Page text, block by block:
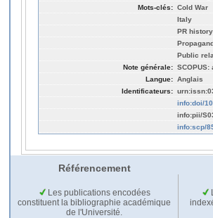
Mots-clés: Cold War
Italy
PR history
Public
Note générale: SCOPUS:
Langue: Anglais
Identificateurs:
info:doi/
info:pii/
info:scp/
Référencement
Les publications encodées
constituent la bibliographie académique
de l'Université.